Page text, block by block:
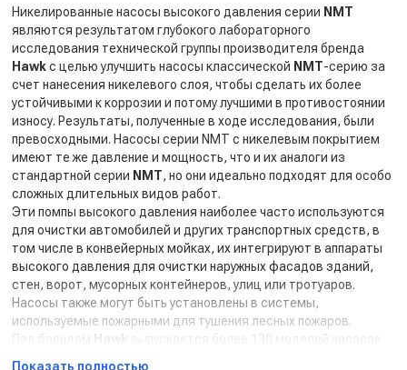
Никелированные насосы высокого давления серии NMT
являются результатом глубокого лабораторного
исследования технической группы производителя бренда
Hawkс целью улучшить насосы классической NMT-серию за
счет нанесения никелевого слоя, чтобы сделать их более
устойчивыми к коррозии и потому лучшими в противостоянии
износу. Результаты, полученные в ходе исследования, были
превосходными. Насосы серии NMT с никелевым покрытием
имеют те же давление и мощность, что и их аналоги из
стандартной серии NMT, но они идеально подходят для особо
сложных длительных видов работ.
Эти помпы высокого давления наиболее часто используются
для очистки автомобилей и других транспортных средств, в
том числе в конвейерных мойках, их интегрируют в аппараты
высокого давления для очистки наружных фасадов зданий,
стен, ворот, мусорных контейнеров, улиц или тротуаров.
Насосы также могут быть установлены в системы,
используемые пожарными для тушения лесных пожаров.
Под брендом
выпускается более 130 моделей насосов
Показать полностью